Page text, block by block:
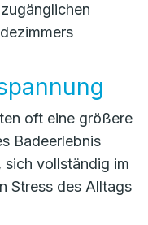
oft eine größere
Badeerlebnis
sich vollständig im
Stress des Alltags